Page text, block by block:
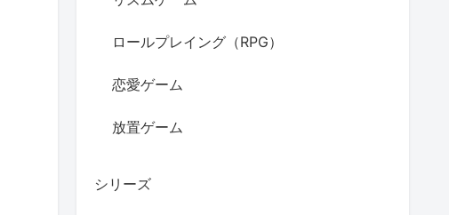
ロールプレイング（RPG）
恋愛ゲーム
放置ゲーム
シリーズ